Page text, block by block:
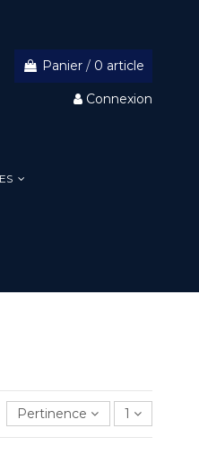
Panier / 0 article
Connexion
Pertinence 1